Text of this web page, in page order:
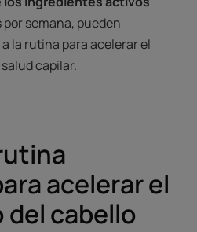
por semana, pueden
la rutina para acelerar el
capilar.
acelerar el
cabello